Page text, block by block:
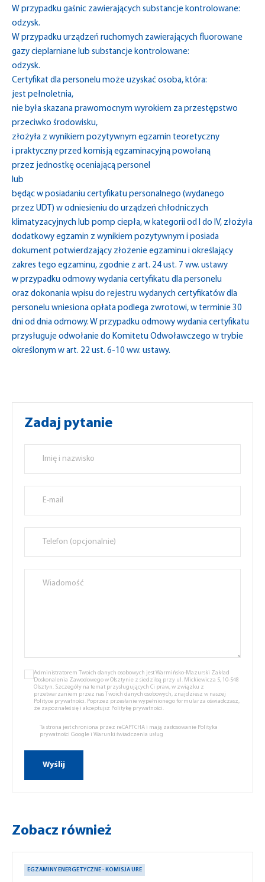
W przypadku gaśnic zawierających substancje kontrolowane:
odzysk.
W przypadku urządzeń ruchomych zawierających fluorowane
gazy cieplarniane lub substancje kontrolowane:
odzysk.
Certyfikat dla personelu może uzyskać osoba, która:
jest pełnoletnia,
nie była skazana prawomocnym wyrokiem za przestępstwo
przeciwko środowisku,
złożyła z wynikiem pozytywnym egzamin teoretyczny
i praktyczny przed komisją egzaminacyjną powołaną
przez jednostkę oceniającą personel
lub
będąc w posiadaniu certyfikatu personalnego (wydanego
przez UDT) w odniesieniu do urządzeń chłodniczych
klimatyzacyjnych lub pomp ciepła, w kategorii od I do IV, złożyła
dodatkowy egzamin z wynikiem pozytywnym i posiada
dokument potwierdzający złożenie egzaminu i określający
zakres tego egzaminu, zgodnie z art. 24 ust. 7 ww. ustawy
w przypadku odmowy wydania certyfikatu dla personelu
oraz dokonania wpisu do rejestru wydanych certyfikatów dla
personelu wniesiona opłata podlega zwrotowi, w terminie 30
dni od dnia odmowy. W przypadku odmowy wydania certyfikatu
przysługuje odwołanie do Komitetu Odwoławczego w trybie
określonym w art. 22 ust. 6-10 ww. ustawy.
Zadaj pytanie
Administratorem Twoich danych osobowych jest Warmińsko-Mazurski Zakład
Doskonalenia Zawodowego w Olsztynie z siedzibą przy ul. Mickiewicza 5, 10-548
Olsztyn. Szczegóły na temat przysługujących Ci praw, w związku z
przetwarzaniem przez nas Twoich danych osobowych, znajdziesz w naszej
Polityce prywatności. Poprzez przesłanie wypełnionego formularza oświadczasz,
że zapoznałeś się i akceptujsz Politykę prywatności.
Ta strona jest chroniona przez reCAPTCHA i mają zastosowanie Polityka
prywatności Google i Warunki świadczenia usług
Zobacz również
EGZAMINY ENERGETYCZNE - KOMISJA URE